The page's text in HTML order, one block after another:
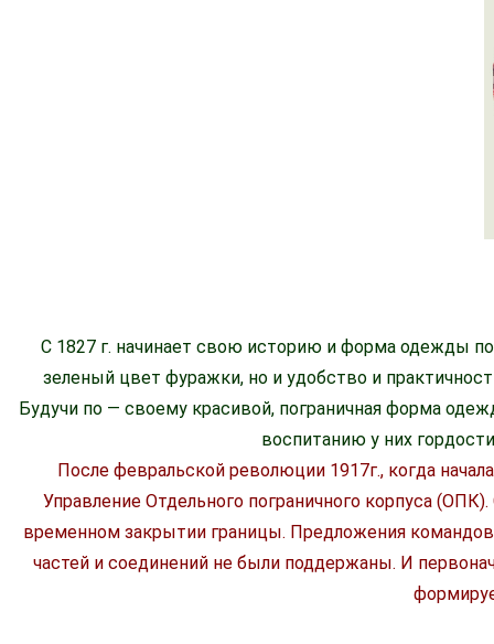
С 1827 г. начинает свою историю и форма одежды
зеленый цвет фуражки, но и удобство и
Будучи по — своему красивой, пограничная форма
воспитанию у них
После февральской революции 1917г., когда
Управление Отдельного пограничного корпуса
временном закрытии границы. Предложения
частей и соединений не были поддержаны. И